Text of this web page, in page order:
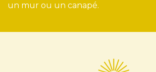
un mur ou un canapé.